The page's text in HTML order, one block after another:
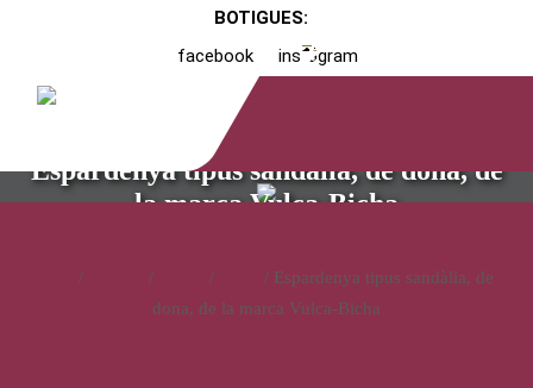
BOTIGUES:
facebook
instagram
Espardenya tipus sandàlia, de dona, de
la marca Vulca-Bicha
/ / /
/ Espardenya tipus sandàlia, de
dona, de la marca Vulca-Bicha